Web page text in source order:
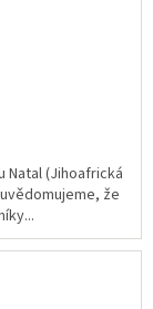
Natal (Jihoafrická
že